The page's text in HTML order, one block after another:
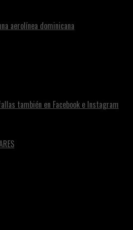
aerolínea dominicana
también en Facebook e Instagram